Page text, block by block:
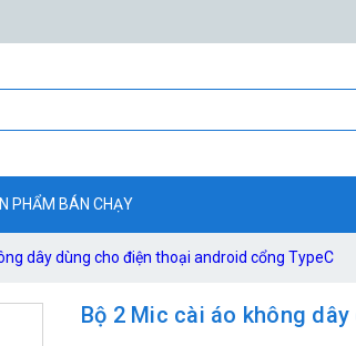
PHẨM BÁN CHẠY
dây dùng cho điện thoại android cổng TypeC
Bộ 2 Mic cài áo không